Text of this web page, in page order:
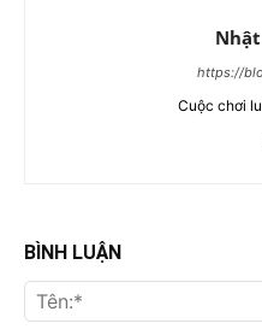
https://
Cuộc chơi
BÌNH LUẬN